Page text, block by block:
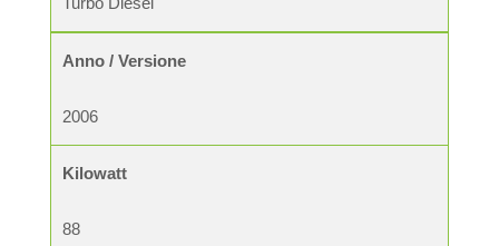
Anno / Versione
2006
Kilowatt
88